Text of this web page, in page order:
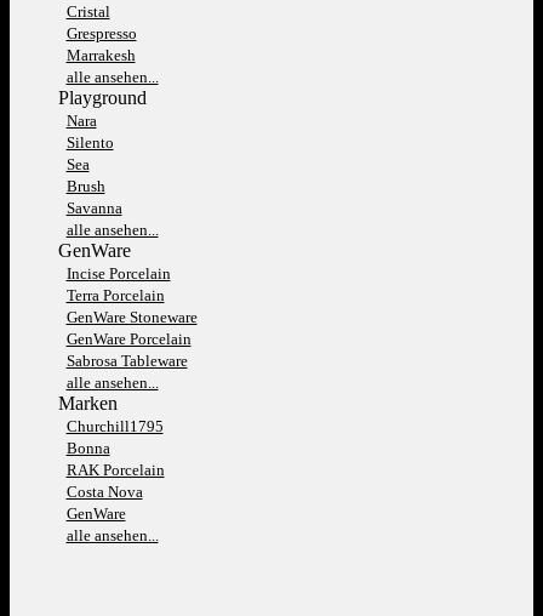
Cristal
Grespresso
Marrakesh
alle ansehen...
Playground
Nara
Silento
Sea
Brush
Savanna
alle ansehen...
GenWare
Incise Porcelain
Terra Porcelain
GenWare Stoneware
GenWare Porcelain
Sabrosa Tableware
alle ansehen...
Marken
Churchill1795
Bonna
RAK Porcelain
Costa Nova
GenWare
alle ansehen...